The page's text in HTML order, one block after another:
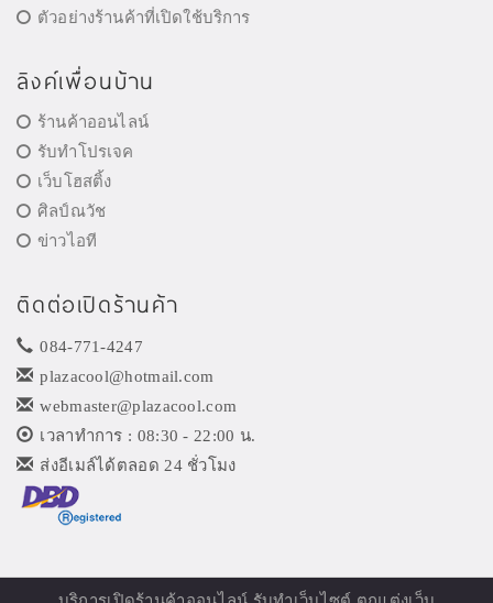
ตัวอย่างร้านค้าที่เปิดใช้บริการ
ลิงค์เพื่อนบ้าน
ร้านค้าออนไลน์
รับทำโปรเจค
เว็บโฮสติ้ง
ศิลป์ณวัช
ข่าวไอที
ติดต่อเปิดร้านค้า
084-771-4247
plazacool@hotmail.com
webmaster@plazacool.com
เวลาทำการ : 08:30 - 22:00 น.
ส่งอีเมล์ได้ตลอด 24 ชั่วโมง